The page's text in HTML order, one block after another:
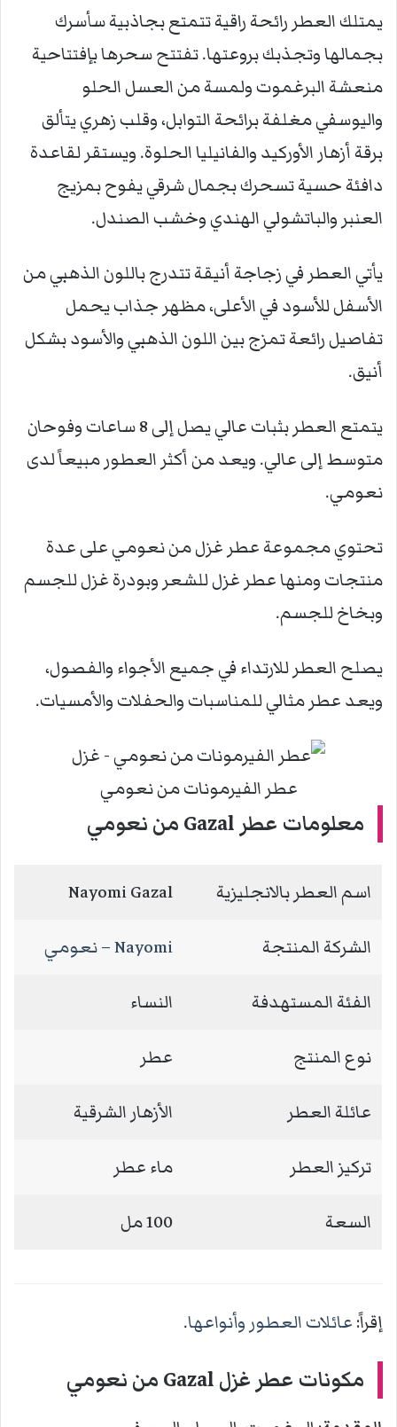
يمتلك العطر رائحة راقية تتمتع بجاذبية سأسرك
بجمالها وتجذبك بروعتها. تفتتح سحرها بإفتتاحية
منعشة البرغموت ولمسة من العسل الحلو
واليوسفي مغلفة برائحة التوابل، وقلب زهري يتألق
برقة أزهار الأوركيد والفانيليا الحلوة. ويستقر لقاعدة
دافئة حسية تسحرك بجمال شرقي يفوح بمزيج
العنبر والباتشولي الهندي وخشب الصندل.
يأتي العطر في زجاجة أنيقة تتدرج باللون الذهبي من
الأسفل للأسود في الأعلى، مظهر جذاب يحمل
تفاصيل رائعة تمزج بين اللون الذهبي والأسود بشكل
أنيق.
يتمتع العطر بثبات عالي يصل إلى 8 ساعات وفوحان
متوسط إلى عالي. ويعد من أكثر العطور مبيعاً لدى
نعومي.
تحتوي مجموعة عطر غزل من نعومي على عدة
منتجات ومنها عطر غزل للشعر وبودرة غزل للجسم
وبخاخ للجسم.
يصلح العطر للارتداء في جميع الأجواء والفصول،
ويعد عطر مثالي للمناسبات والحفلات والأمسيات.
عطر الفيرمونات من نعومي
معلومات عطر Gazal من نعومي
اسم العطر بالانجليزية Nayomi Gazal
الشركة المنتجة Nayomi – نعومي
الفئة المستهدفة النساء
نوع المنتج عطر
عائلة العطر الأزهار الشرقية
تركيز العطر ماء عطر
السعة 100 مل
إقراً: عائلات العطور وأنواعها.
مكونات عطر غزل Gazal من نعومي